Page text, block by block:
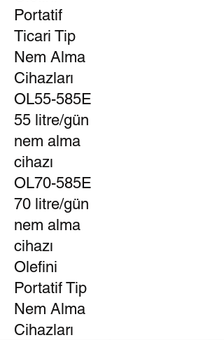
Portatif
Ticari Tip
Nem Alma
Cihazları
OL55-585E
55 litre/gün
nem alma
cihazı
OL70-585E
70 litre/gün
nem alma
cihazı
Olefini
Portatif Tip
Nem Alma
Cihazları